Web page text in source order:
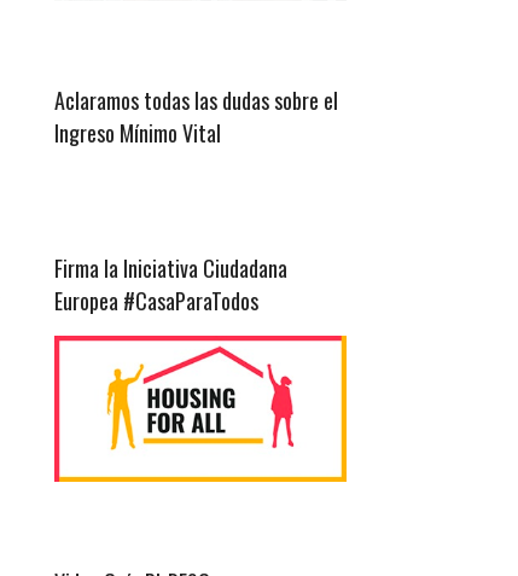
Aclaramos todas las dudas sobre el
Ingreso Mínimo Vital
Firma la Iniciativa Ciudadana
Europea #CasaParaTodos